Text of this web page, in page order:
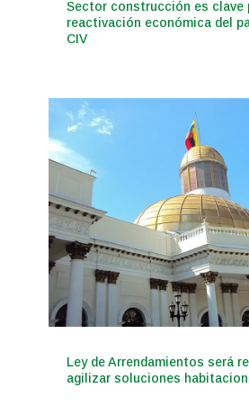
Sector construcción es clave
reactivación económica del
CIV
Ley de Arrendamientos será
agilizar soluciones